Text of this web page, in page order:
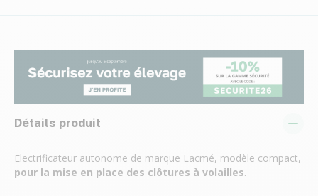
Détails produit
Electrificateur autonome de marque Lacmé, modèle compact,
pour la mise en place des clôtures à volailles.